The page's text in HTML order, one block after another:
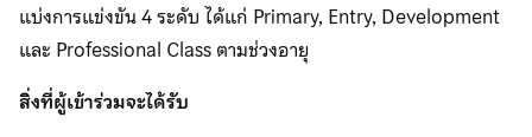
แบ่งการแข่งขัน 4 ระดับ ได้แก่ Primary, Entry, Development
และ Professional Class ตามช่วงอายุ
สิ่งที่ผู้เข้าร่วมจะได้รับ